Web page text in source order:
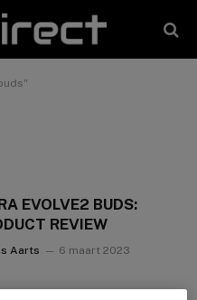
EVOLVE2 BUDS:
REVIEW
Aarts 6 maart 2023